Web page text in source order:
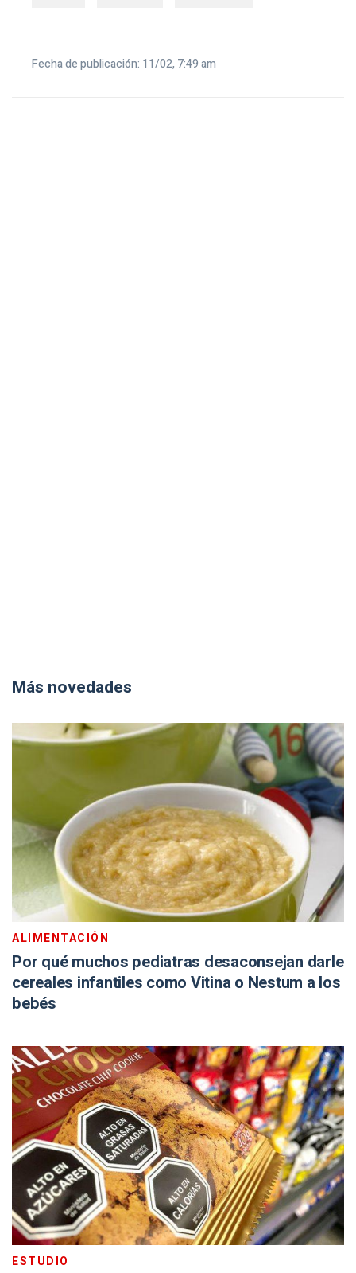
Fecha de publicación: 11/02, 7:49 am
Más novedades
ALIMENTACIÓN
Por qué muchos pediatras desaconsejan darle
cereales infantiles como Vitina o Nestum a los
bebés
ESTUDIO